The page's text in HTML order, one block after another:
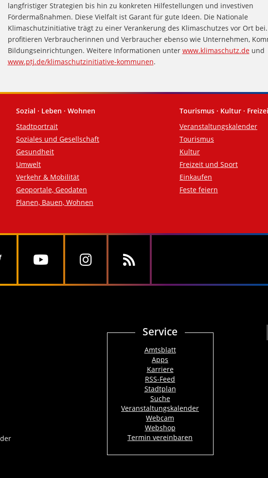
langfristiger Strategien bis hin zu konkreten Hilfestellungen und investiven
Fördermaßnahmen. Diese Vielfalt ist Garant für gute Ideen. Die Nationale
Klimaschutzinitiative trägt zu einer Verankerung des Klimaschutzes vor Ort
profitieren Verbraucherinnen und Verbraucher ebenso wie Unternehmen,
Bildungseinrichtungen. Weitere Informationen unter www.klimaschutz.deund
www.ptj.de/klimaschutzinitiative-kommunen.
Sozial · Leben · Wohnen
Stadtportrait
Soziales und Gesellschaft
Gesundheit
Umwelt
Verkehr & Mobilität
Geoportale, Geodaten
Planen, Bauen, Wohnen
Tourismus · Kultur ·
Veranstaltungskalender
Tourismus
Kultur
Freizeit und Sport
Einkaufen
Feste feiern
Service
Amtsblatt
Apps
Karriere
RSS-Feed
Stadtplan
Suche
Veranstaltungskalender
Webcam
Webshop
Termin vereinbaren